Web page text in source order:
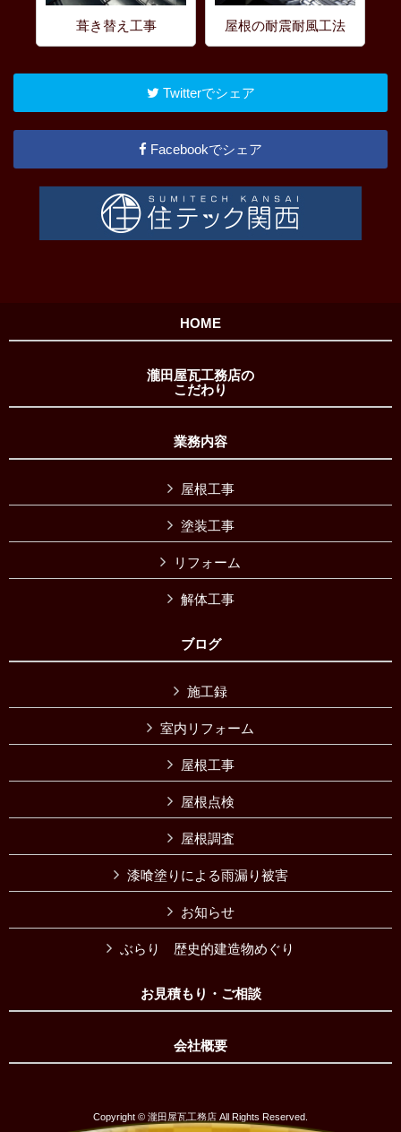
屋根の耐震耐風工法 塗装工事
Twitterでシェア
Facebookでシェア
HOME
瀧田屋瓦工務店の
こだわり
業務内容
屋根工事
塗装工事
リフォーム
解体工事
ブログ
施工録
室内リフォーム
屋根工事
屋根点検
屋根調査
漆喰塗りによる雨漏り被害
お知らせ
ぶらり 歴史的建造物めぐり
お見積もり・ご相談
会社概要
Copyright © 瀧田屋瓦工務店 All Rights Reserved.